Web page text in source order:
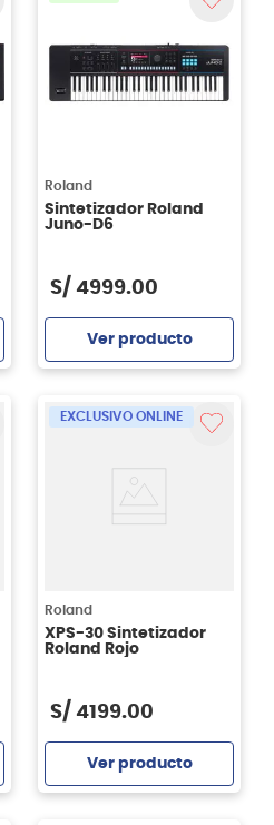
Roland
Sintetizador Roland
Juno-D6
S/ 4999.00
Ver producto
EXCLUSIVO ONLINE
Roland
XPS-30 Sintetizador
Roland Rojo
S/ 4199.00
Ver producto